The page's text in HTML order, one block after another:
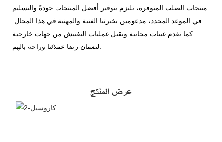
منتجات الصلب المتوفرة، نلتزم بتوفير أفضل المنتجات جودةً والتسليم
في الموعد المحدد، مدعومين بخبرتنا الفنية والمهنية في هذا المجال.
كما نقدم عينات مجانية ونقبل عمليات التفتيش من جهات خارجية
عرض المنتج